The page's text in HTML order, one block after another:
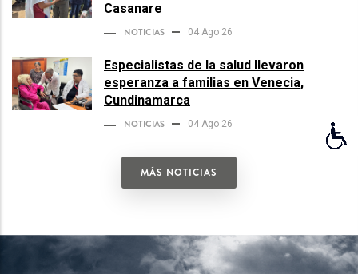
Casanare
NOTICIAS 04 Ago 26
Especialistas de la salud llevaron
esperanza a familias en Venecia,
Cundinamarca
NOTICIAS 04 Ago 26
MÁS NOTICIAS